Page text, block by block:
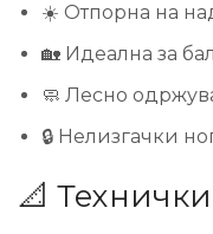
☀️ Отпорна на
🏡 Идеална за
🧼 Лесно
🔒 Нелизгачки
📐